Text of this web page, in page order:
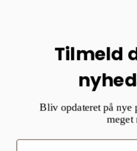
Tilmeld
Bliv opdateret på nye
meget